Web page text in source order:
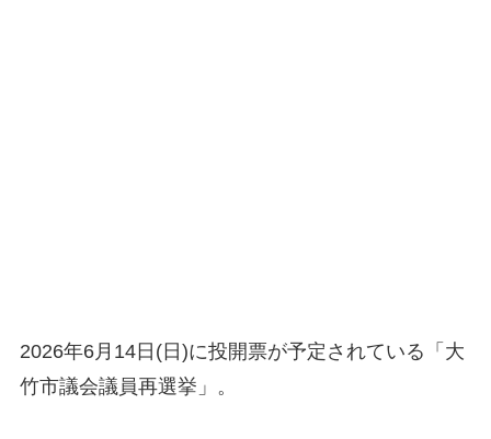
2026年6月14日(日)に投開票が予定されている「大
竹市議会議員再選挙」。